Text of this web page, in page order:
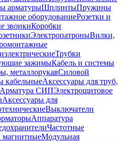
арматурыШплинтыПружины
оборудованиеРозетки и
звонкиКоробки
ЭлектропатроныВилки,
Трубки
зажимыКабель и системы
металлорукавСиловой
кабельныеАксессуары для труб,
Арматура СИПЭлектрощитовое
Аксессуары для
Выключатели
Аппаратура
Частотные
магнитныеМодульная